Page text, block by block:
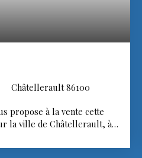
Châtellerault 86100
propose à la vente cette
la ville de Châtellerault, à
165 m², cette maison offre